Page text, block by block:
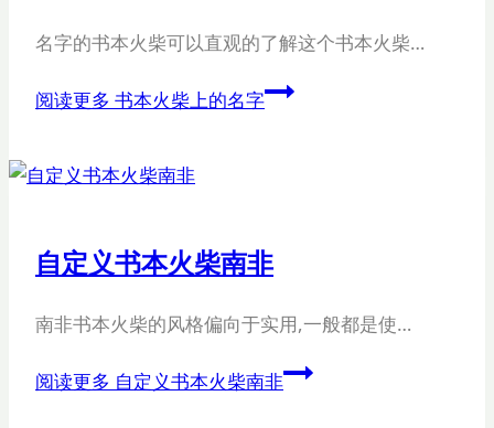
名字的书本火柴可以直观的了解这个书本火柴…
阅读更多 书本火柴上的名字
自定义书本火柴南非
南非书本火柴的风格偏向于实用,一般都是使…
阅读更多 自定义书本火柴南非